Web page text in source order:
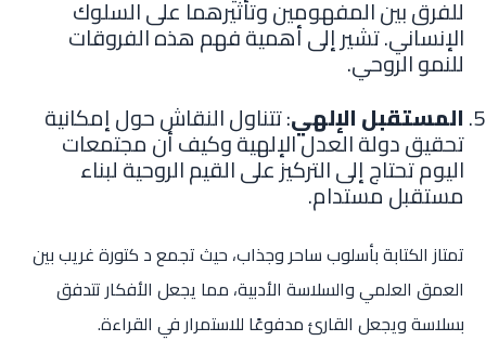
للفرق بين المفهومين وتأثيرهما على السلوك
الإنساني. تشير إلى أهمية فهم هذه الفروقات
للنمو الروحي.
المستقبل الإلهي: تتناول النقاش حول إمكانية
تحقيق دولة العدل الإلهية وكيف أن مجتمعات
اليوم تحتاج إلى التركيز على القيم الروحية لبناء
مستقبل مستدام.
تمتاز الكتابة بأسلوب ساحر وجذاب، حيث تجمع د كتورة غريب بين
العمق العلمي والسلاسة الأدبية، مما يجعل الأفكار تتدفق
بسلاسة ويجعل القارئ مدفوعًا للاستمرار في القراءة.